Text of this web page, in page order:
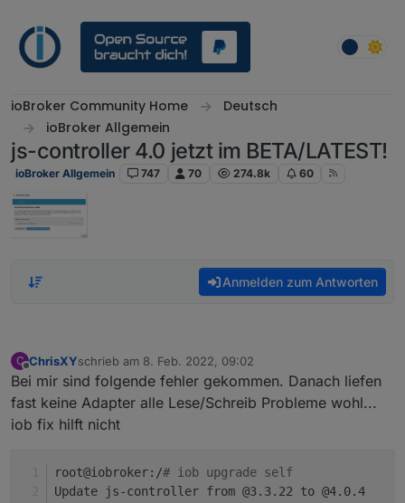
ioBroker Community Home
Deutsch
ioBroker Allgemein
js-controller 4.0 jetzt im BETA/LATEST!
ioBroker Allgemein 747 70 274.8k 60
Anmelden zum Antworten
C
Offline
ChrisXYschrieb am 8. Feb. 2022, 09:02
zuletzt editiert von
Bei mir sind folgende fehler gekommen. Danach liefen
fast keine Adapter alle Lese/Schreib Probleme wohl...
iob fix hilft nicht
root@iobroker:/# iob upgrade self
Update js-controller from @3.3.22 to @4.0.4